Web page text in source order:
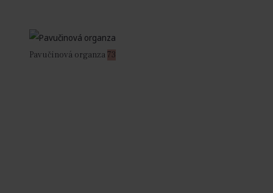
Pavučinová organza 73